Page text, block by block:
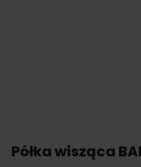
Półka wisząca